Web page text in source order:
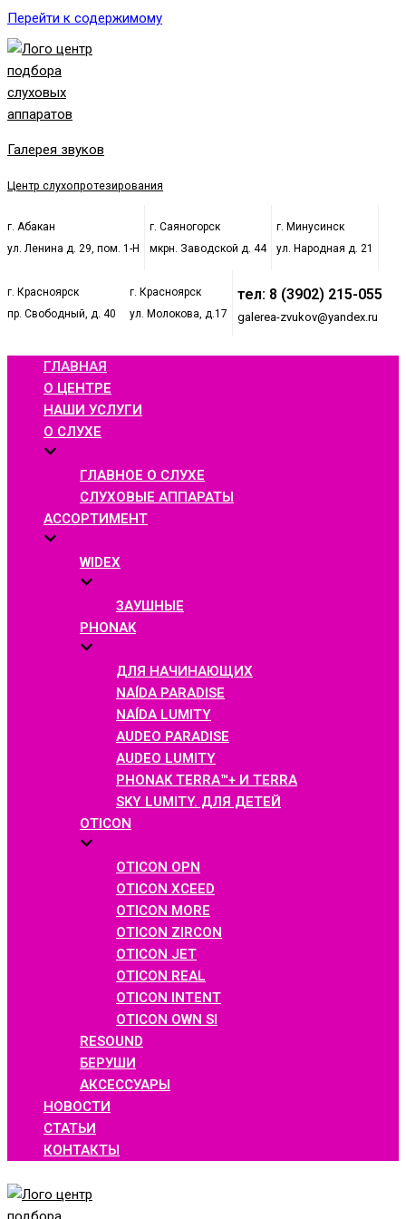
Перейти к содержимому
Галерея звуков
Центр слухопротезирования
г. Абакан
ул. Ленина д. 29, пом. 1-Н
г. Саяногорск
мкрн. Заводской д. 44
г. Минусинск
ул. Народная д. 21
г. Красноярск
пр. Свободный, д. 40
г. Красноярск
ул. Молокова, д.17
тел: 8 (3902) 215-055
galerea-zvukov@yandex.ru
ГЛАВНАЯ
О ЦЕНТРЕ
НАШИ УСЛУГИ
О СЛУХЕ
ГЛАВНОЕ О СЛУХЕ
СЛУХОВЫЕ АППАРАТЫ
АССОРТИМЕНТ
WIDEX
ЗАУШНЫЕ
PHONAK
ДЛЯ НАЧИНАЮЩИХ
NAÍDA PARADISE
NAÍDA LUMITY
AUDEO PARADISE
AUDEO LUMITY
PHONAK TERRA™+ И TERRA
SKY LUMITY. ДЛЯ ДЕТЕЙ
OTICON
OTICON OPN
OTICON XCEED
OTICON MORE
OTICON ZIRCON
OTICON JET
OTICON REAL
OTICON INTENT
OTICON OWN SI
RESOUND
БЕРУШИ
АКСЕССУАРЫ
НОВОСТИ
СТАТЬИ
КОНТАКТЫ